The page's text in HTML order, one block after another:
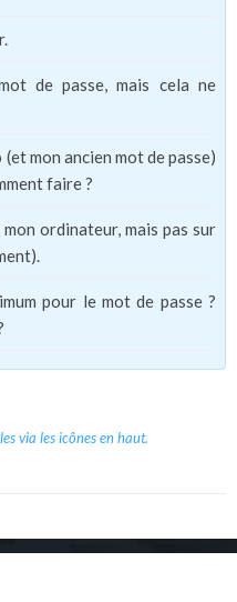
de passe, mais cela ne
mon ancien mot de passe)
faire ?
ordinateur, mais pas sur
pour le mot de passe ?
via les icônes en haut.